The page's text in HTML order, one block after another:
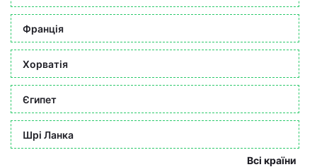
Франція
Хорватія
Єгипет
Шрі Ланка
Всі країни